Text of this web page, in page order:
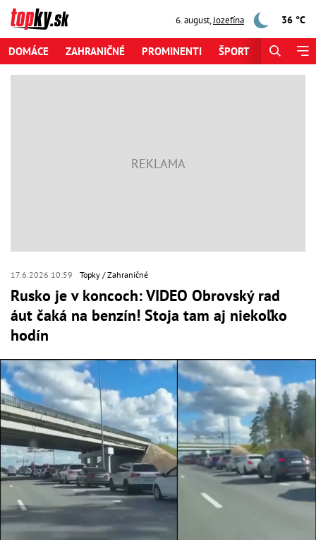
6. august,Jozefína 36 °C
DOMÁCE ZAHRANIČNÉ PROMINENTI ŠPORT
17.6.2026 10:59 Topky Zahraničné
Rusko je v koncoch: VIDEO Obrovský rad
áut čaká na benzín! Stoja tam aj niekoľko
hodín